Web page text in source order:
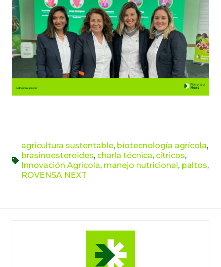
agricultura sustentable, biotecnología agrícola,
brasinoesteroides, charla técnica, cítricos,
Innovación Agrícola, manejo nutricional, paltos,
ROVENSA NEXT